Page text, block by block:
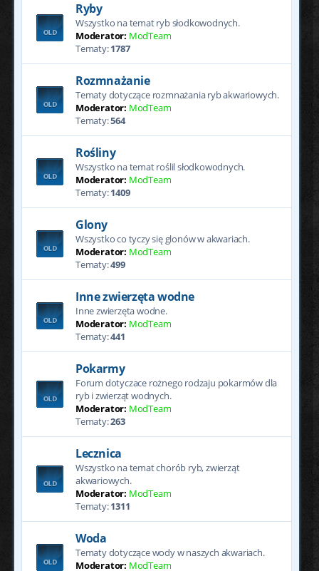
Ryby
Wszystko na temat ryb słodkowodnych.
Moderator: ModTeam
Tematy:1787
Rozmnażanie
Tematy dotyczące rozmnażania ryb akwariowych.
Moderator: ModTeam
Tematy:564
Rośliny
Wszystko na temat roślil słodkowodnych.
Moderator: ModTeam
Tematy:1409
Glony
Wszystko co tyczy się glonów w akwariach.
Moderator: ModTeam
Tematy:499
Inne zwierzęta wodne
Inne zwierzęta wodne.
Moderator: ModTeam
Tematy:441
Pokarmy
Forum dotyczace rożnego rodzaju pokarmów dla
ryb i zwierząt wodnych.
Moderator: ModTeam
Tematy:263
Lecznica
Wszystko na temat chorób ryb, zwierząt
akwariowych.
Moderator: ModTeam
Tematy:1311
Woda
Tematy dotyczące wody w naszych akwariach.
Moderator: ModTeam